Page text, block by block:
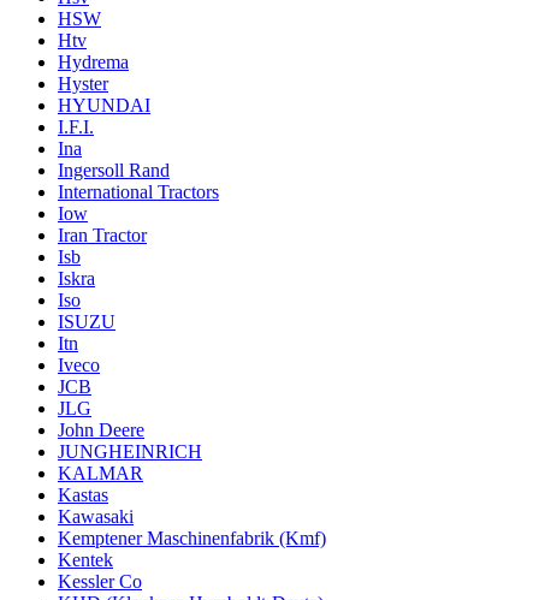
HSW
Htv
Hydrema
Hyster
HYUNDAI
I.F.I.
Ina
Ingersoll Rand
International Tractors
Iow
Iran Tractor
Isb
Iskra
Iso
ISUZU
Itn
Iveco
JCB
JLG
John Deere
JUNGHEINRICH
KALMAR
Kastas
Kawasaki
Kemptener Maschinenfabrik (Kmf)
Kentek
Kessler Co